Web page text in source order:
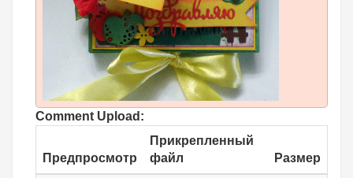
Comment Upload:
Предпросмотр
Прикрепленный
файл
Размер